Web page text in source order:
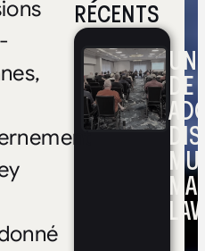
RÉCENTS
DE